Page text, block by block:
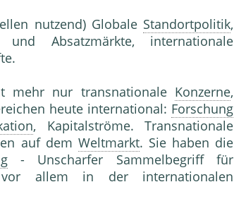
nutzend) Globale Standortpolitik,
Absatzmärkte, internationale
mehr nur transnationale Konzerne,
heute international: Forschung
, Kapitalströme. Transnationale
auf dem Weltmarkt. Sie haben die
- Unscharfer Sammelbegriff für
vor allem in der internationalen